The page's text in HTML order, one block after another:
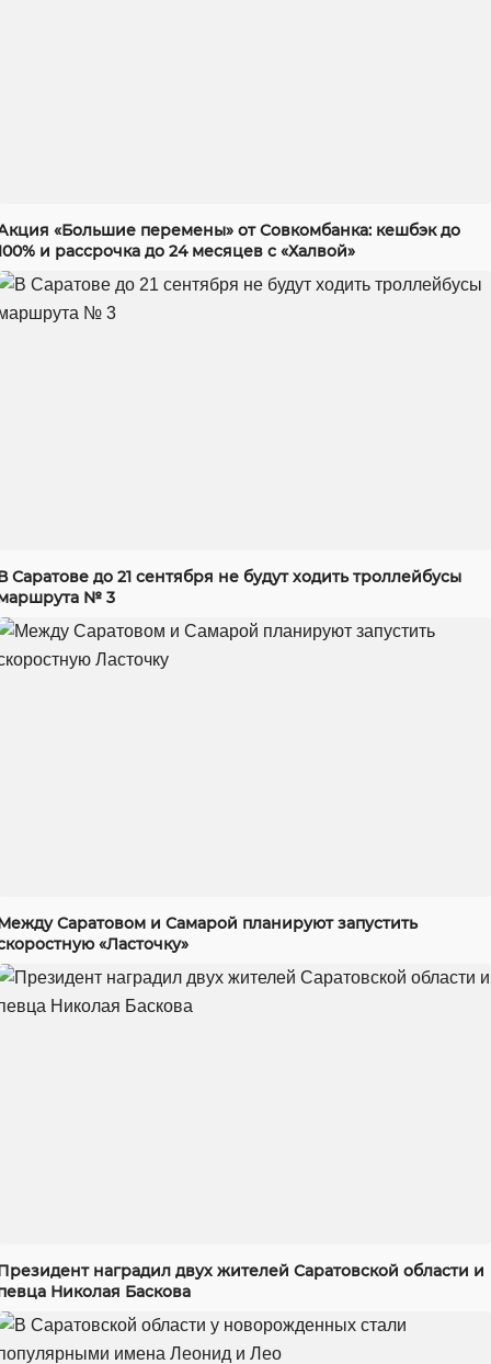
«Большие перемены» от Совкомбанка: кешбэк до
и рассрочка до 24 месяцев с «Халвой»
Саратове до 21 сентября не будут ходить троллейбусы
№ 3
Саратовом и Самарой планируют запустить
«Ласточку»
наградил двух жителей Саратовской области и
Николая Баскова